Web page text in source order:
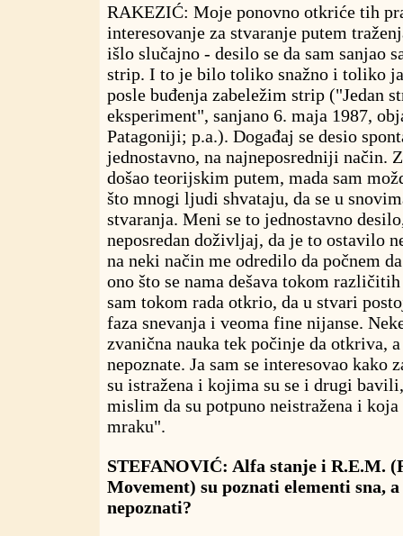
RAKEZIĆ: Moje ponovno otkriće tih
interesovanje za stvaranje putem
išlo slučajno - desilo se da sam sanjao
strip. I to je bilo toliko snažno i toliko
posle buđenja zabeležim strip ("Jedan
eksperiment", sanjano 6. maja 1987,
Patagoniji; p.a.). Događaj se desio
jednostavno, na najneposredniji način.
došao teorijskim putem, mada sam
što mnogi ljudi shvataju, da se u
stvaranja. Meni se to jednostavno
neposredan doživljaj, da je to ostavilo
na neki način me odredilo da počnem
ono što se nama dešava tokom
sam tokom rada otkrio, da u stvari
faza snevanja i veoma fine nijanse.
zvanična nauka tek počinje da otkriva,
nepoznate. Ja sam se interesovao kako
su istražena i kojima su se i drugi
mislim da su potpuno neistražena i
mraku".
STEFANOVIĆ: Alfa stanje i R.E.M.
Movement) su poznati elementi sna,
nepoznati?